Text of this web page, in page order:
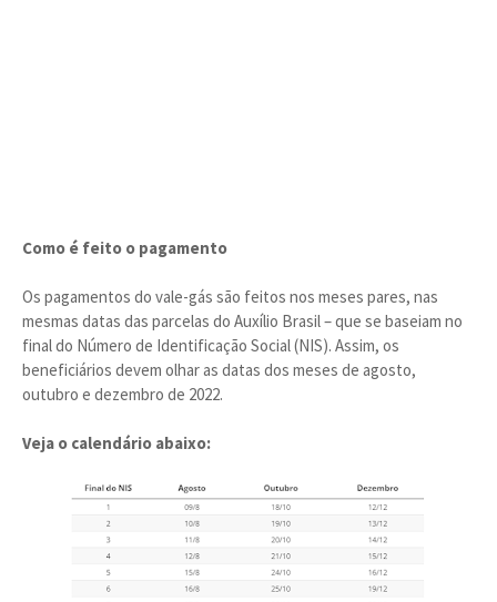
Como é feito o pagamento
Os pagamentos do vale-gás são feitos nos meses pares, nas
mesmas datas das parcelas do Auxílio Brasil – que se baseiam no
final do Número de Identificação Social (NIS). Assim, os
beneficiários devem olhar as datas dos meses de agosto,
outubro e dezembro de 2022.
Veja o calendário abaixo: